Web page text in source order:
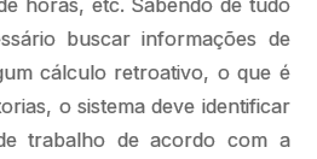
horas, etc. Sabendo de tudo
buscar informações de
cálculo retroativo, o que é
o sistema deve identificar
trabalho de acordo com a